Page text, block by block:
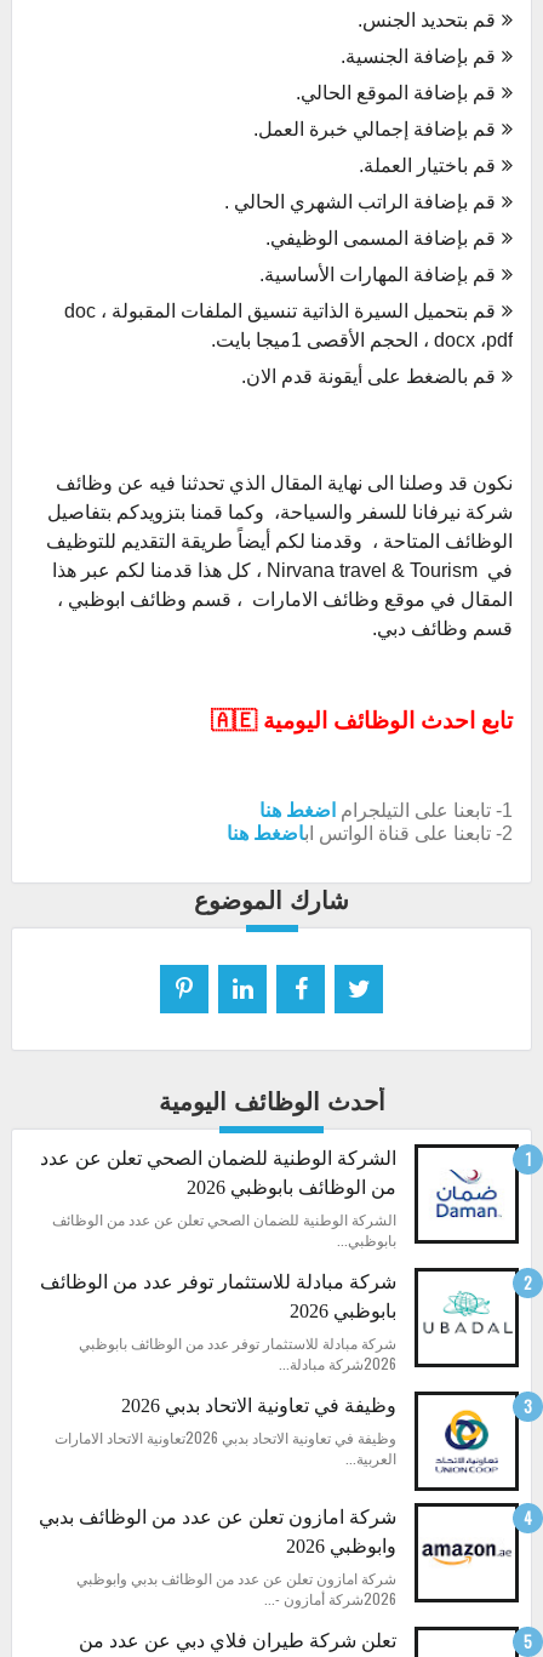
قم بتحديد الجنس.
قم بإضافة الجنسية.
قم بإضافة الموقع الحالي.
قم بإضافة إجمالي خبرة العمل.
قم باختيار العملة.
قم بإضافة الراتب الشهري الحالي .
قم بإضافة المسمى الوظيفي.
قم بإضافة المهارات الأساسية.
قم بتحميل السيرة الذاتية تنسيق الملفات المقبولة doc ،
docx ،pdf ، الحجم الأقصى 1ميجا بايت.
قم بالضغط على أيقونة قدم الان.
نكون قد وصلنا الى نهاية المقال الذي تحدثنا فيه عن وظائف
شركة نيرفانا للسفر والسياحة، وكما قمنا بتزويدكم بتفاصيل
الوظائف المتاحة ، وقدمنا لكم أيضاً طريقة التقديم للتوظيف
في Nirvana travel & Tourism ، كل هذا قدمنا لكم عبر هذا
المقال في موقع وظائف الامارات ، قسم وظائف ابوظبي ،
قسم وظائف دبي.
تابع احدث الوظائف اليومية 🇦🇪
1- تابعنا على التيلجرام
اضغط هنا
2- تابعنا على قناة الواتس اب
اضغط هنا
شارك الموضوع
أحدث الوظائف اليومية
الشركة الوطنية للضمان الصحي تعلن عن عدد
من الوظائف بابوظبي 2026
الشركة الوطنية للضمان الصحي تعلن عن عدد من الوظائف
بابوظبي...
شركة مبادلة للاستثمار توفر عدد من الوظائف
بابوظبي 2026
شركة مبادلة للاستثمار توفر عدد من الوظائف بابوظبي
2026شركة مبادلة...
وظيفة في تعاونية الاتحاد بدبي 2026
وظيفة في تعاونية الاتحاد بدبي 2026تعاونية الاتحاد الامارات
العربية...
شركة امازون تعلن عن عدد من الوظائف بدبي
وابوظبي 2026
شركة امازون تعلن عن عدد من الوظائف بدبي وابوظبي
2026شركة أمازون -...
تعلن شركة طيران فلاي دبي عن عدد من